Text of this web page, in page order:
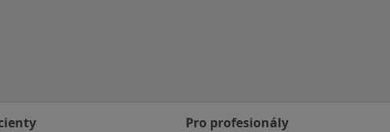
Pro profesionály